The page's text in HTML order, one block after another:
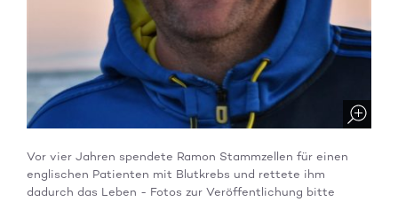
Vor vier Jahren spendete Ramon Stammzellen für einen
englischen Patienten mit Blutkrebs und rettete ihm
dadurch das Leben - Fotos zur Veröffentlichung bitte